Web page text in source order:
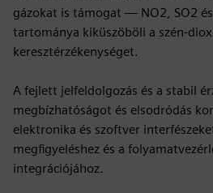
gázokat is támogat — NO2, SO2
tartománya kiküszöböli a szén-
keresztérzékenységet.
A fejlett jelfeldolgozás és a stabil
megbízhatóságot és elsodródás
elektronika és szoftver
megfigyeléshez és a
integrációjához.